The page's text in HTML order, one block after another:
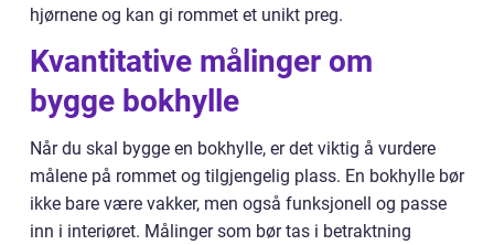
hjørnene og kan gi rommet et unikt preg.
Kvantitative målinger om
bygge bokhylle
Når du skal bygge en bokhylle, er det viktig å vurdere
målene på rommet og tilgjengelig plass. En bokhylle bør
ikke bare være vakker, men også funksjonell og passe
inn i interiøret. Målinger som bør tas i betraktning